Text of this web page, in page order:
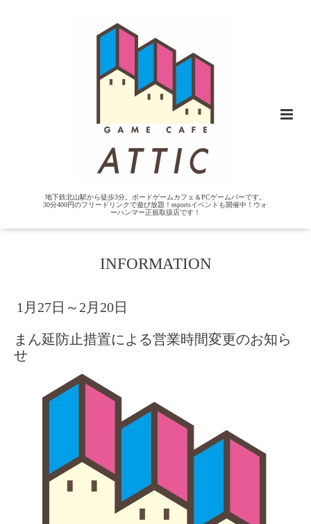
地下鉄北山駅から徒歩3分。ボードゲームカフェ＆PCゲームバーです。
30分400円のフリードリンクで遊び放題！esportsイベントも開催中！ウォ
ーハンマー正規取扱店です！
INFORMATION
1月27日～2月20日
まん延防止措置による営業時間変更のお知ら
せ